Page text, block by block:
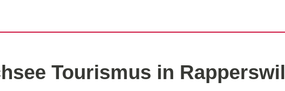
Tourismus in Rapperswil